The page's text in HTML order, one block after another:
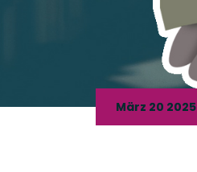
März 20 2025